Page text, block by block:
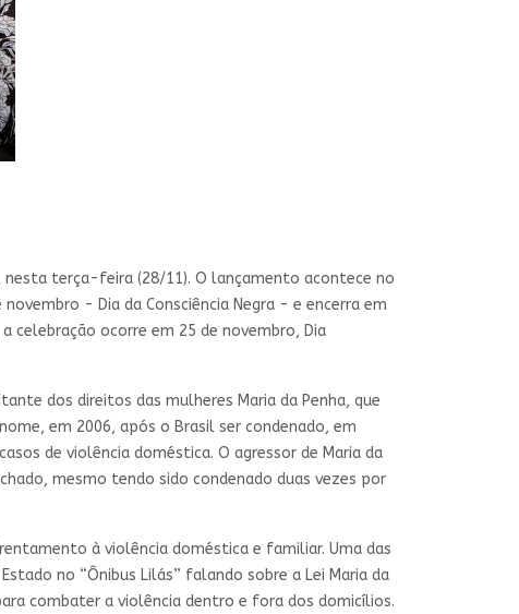
nesta terça-feira (28/11). O lançamento acontece no
- Dia da Consciência Negra - e encerra em
celebração ocorre em 25 de novembro, Dia
dos direitos das mulheres Maria da Penha, que
em 2006, após o Brasil ser condenado, em
de violência doméstica. O agressor de Maria da
mesmo tendo sido condenado duas vezes por
à violência doméstica e familiar. Uma das
no “Ônibus Lilás” falando sobre a Lei Maria da
combater a violência dentro e fora dos domicílios.